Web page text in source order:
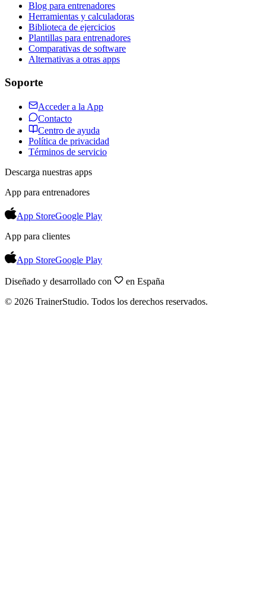
Blog para entrenadores
Herramientas y calculadoras
Biblioteca de ejercicios
Plantillas para entrenadores
Comparativas de software
Alternativas a otras apps
Soporte
Acceder a la App
Contacto
Centro de ayuda
Política de privacidad
Términos de servicio
Descarga nuestras apps
App para entrenadores
App StoreGoogle Play
App para clientes
App StoreGoogle Play
Diseñado y desarrollado con
en España
© 2026 TrainerStudio. Todos los derechos reservados.